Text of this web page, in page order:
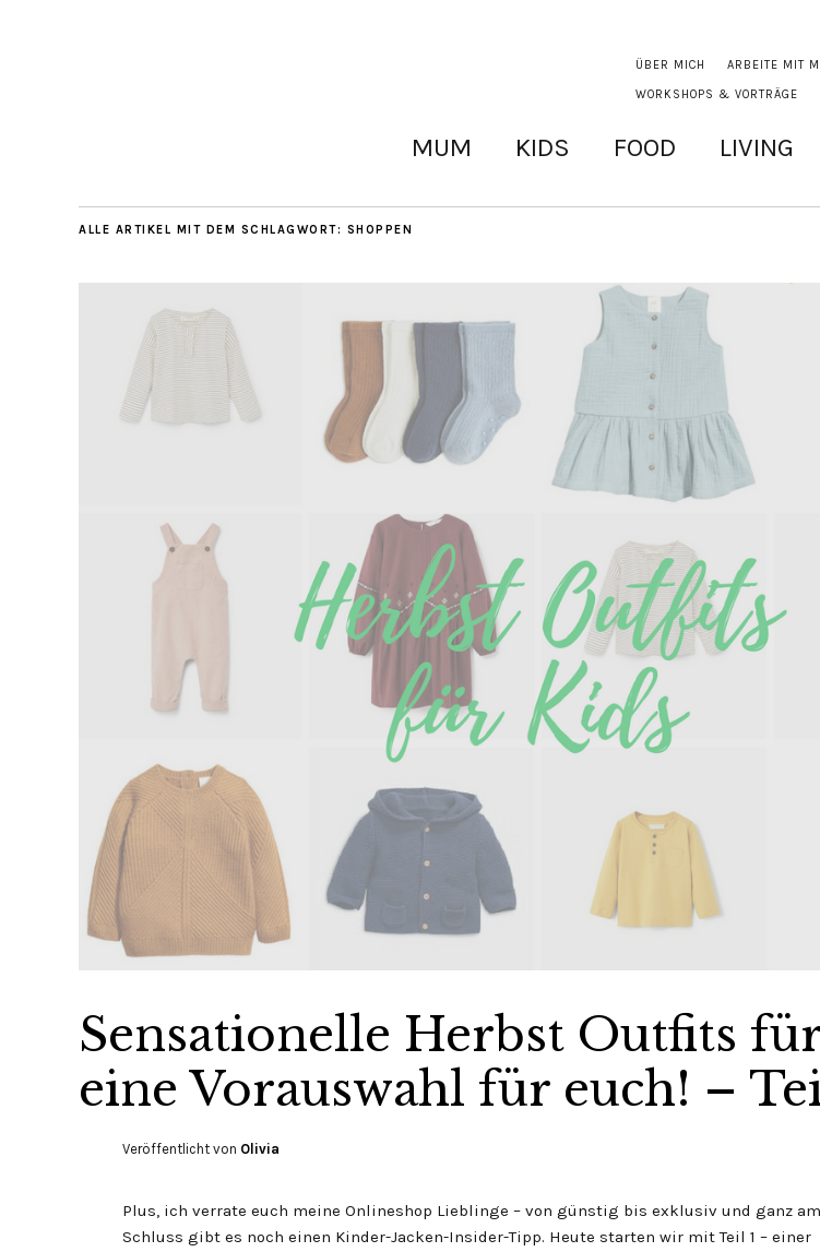
ÜBER MICH ARBEITE MIT
WORKSHOPS & VORTRÄGE
MUM KIDS FOOD LIVING
ALLE ARTIKEL MIT DEM SCHLAGWORT: SHOPPEN
Sensationelle Herbst Outfits
eine Vorauswahl für euch! –
Veröffentlicht von Olivia
Plus, ich verrate euch meine Onlineshop Lieblinge – von günstig bis exklusiv und ganz am
Schluss gibt es noch einen Kinder-Jacken-Insider-Tipp. Heute starten wir mit Teil 1 – einer